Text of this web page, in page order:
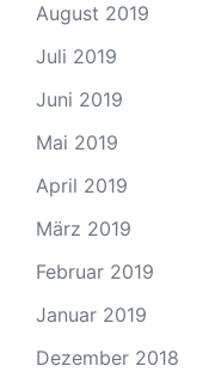
August 2019
Juli 2019
Juni 2019
Mai 2019
April 2019
März 2019
Februar 2019
Januar 2019
Dezember 2018